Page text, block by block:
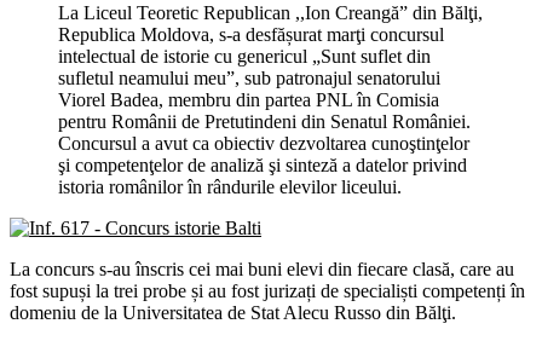
La Liceul Teoretic Republican ,,Ion Creangă” din Bălţi,
Republica Moldova, s-a desfășurat marţi concursul
intelectual de istorie cu genericul „Sunt suflet din
sufletul neamului meu”, sub patronajul senatorului
Viorel Badea, membru din partea PNL în Comisia
pentru Românii de Pretutindeni din Senatul României.
Concursul a avut ca obiectiv dezvoltarea cunoştinţelor
şi competenţelor de analiză şi sinteză a datelor privind
istoria românilor în rândurile elevilor liceului.
La concurs s-au înscris cei mai buni elevi din fiecare clasă, care au
fost supuși la trei probe și au fost jurizați de specialiști competenți în
domeniu de la Universitatea de Stat Alecu Russo din Bălţi.